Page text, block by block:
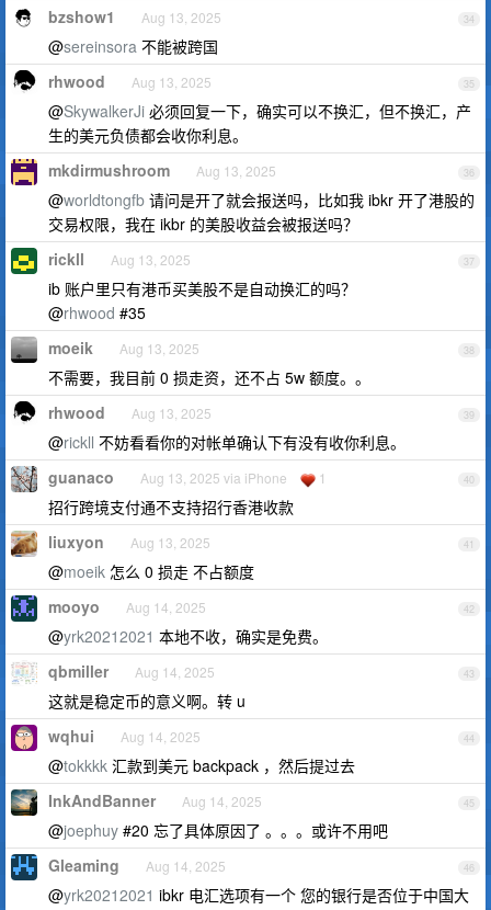
34
bzshow1 Aug 13, 2025
@sereinsora 不能被跨国
35
rhwood Aug 13, 2025
@SkywalkerJi 必须回复一下，确实可以不换汇，但不换汇，产
生的美元负债都会收你利息。
36
mkdirmushroom Aug 13, 2025
@worldtongfb 请问是开了就会报送吗，比如我 ibkr 开了港股的
交易权限，我在 ikbr 的美股收益会被报送吗？
37
rickll Aug 13, 2025
ib 账户里只有港币买美股不是自动换汇的吗？
@rhwood #35
38
moeik Aug 13, 2025
不需要，我目前 0 损走资，还不占 5w 额度。。
39
rhwood Aug 13, 2025
@rickll 不妨看看你的对帐单确认下有没有收你利息。
40
guanaco Aug 13, 2025 via iPhone 1
招行跨境支付通不支持招行香港收款
41
liuxyon Aug 13, 2025
@moeik 怎么 0 损走 不占额度
42
mooyo Aug 14, 2025
@yrk20212021 本地不收，确实是免费。
43
qbmiller Aug 14, 2025
这就是稳定币的意义啊。转 u
44
wqhui Aug 14, 2025
@tokkkk 汇款到美元 backpack ，然后提过去
45
InkAndBanner Aug 14, 2025
@joephuy #20 忘了具体原因了 。。。或许不用吧
46
Gleaming Aug 14, 2025
@yrk20212021 ibkr 电汇选项有一个 您的银行是否位于中国大